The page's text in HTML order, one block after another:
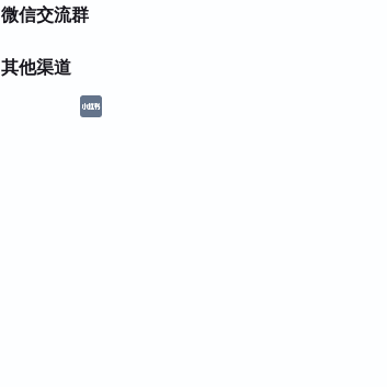
微信交流群
其他渠道